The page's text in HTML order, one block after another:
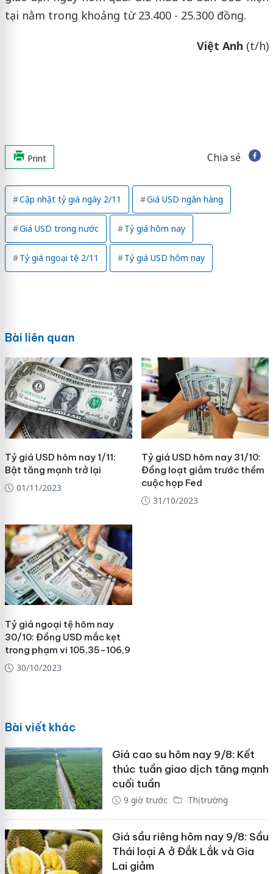
tại nằm trong khoảng từ 23.400 - 25.300 đồng.
Việt Anh (t/h)
Print Chia sẻ
Cập nhật tỷ giá ngày 2/11 Giá USD ngân hàng
Giá USD trong nước Tỷ giá hôm nay
Tỷ giá ngoại tệ 2/11 Tỷ giá USD hôm nay
Bài liên quan
Tỷ giá USD hôm nay 1/11:
Bật tăng mạnh trở lại
01/11/2023
Tỷ giá USD hôm nay 31/10:
Đồng loạt giảm trước thềm
cuộc họp Fed
31/10/2023
Tỷ giá ngoại tệ hôm nay
30/10: Đồng USD mắc kẹt
trong phạm vi 105,35-106,9
30/10/2023
Bài viết khác
Giá cao su hôm nay 9/8: Kết
thúc tuần giao dịch tăng mạnh
cuối tuần
9 giờ trước Thị trường
Giá sầu riêng hôm nay 9/8: Sầu
Thái loại A ở Đắk Lắk và Gia
Lai giảm